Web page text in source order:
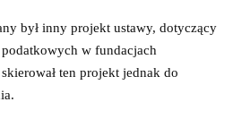
był inny projekt ustawy, dotyczący
w fundacjach
ten projekt jednak do